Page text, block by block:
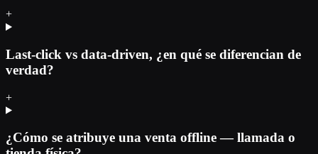
+
Last-click vs data-driven, ¿en qué se diferencian de
verdad?
+
¿Cómo se atribuye una venta offline — llamada o